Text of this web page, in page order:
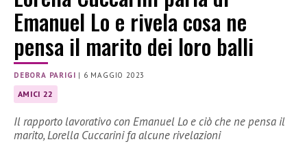
Emanuel Lo e rivela cosa ne
pensa il marito dei loro balli
DEBORA PARIGI | 6 MAGGIO 2023
AMICI 22
Il rapporto lavorativo con Emanuel Lo e ciò che ne pensa il
marito, Lorella Cuccarini fa alcune rivelazioni